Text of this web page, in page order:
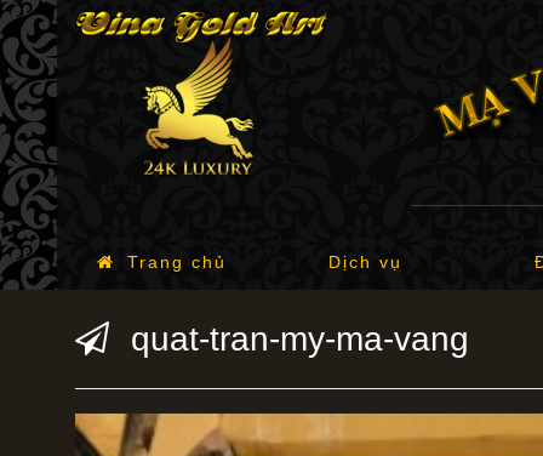
Trang chủ Dịch vụ
quat-tran-my-ma-vang